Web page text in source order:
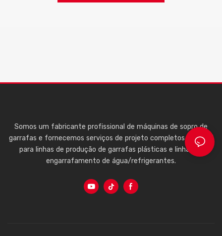
Somos um fabricante profissional de máquinas de sopro de
garrafas e fornecemos serviços de projeto completos de A a Z
para linhas de produção de garrafas plásticas e linhas de
engarrafamento de água/refrigerantes.